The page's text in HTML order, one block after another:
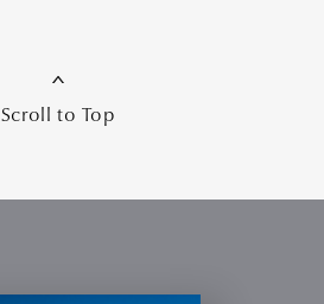
Scroll to Top